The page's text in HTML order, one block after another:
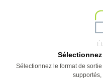
Sélectionnez le format de
supportés,